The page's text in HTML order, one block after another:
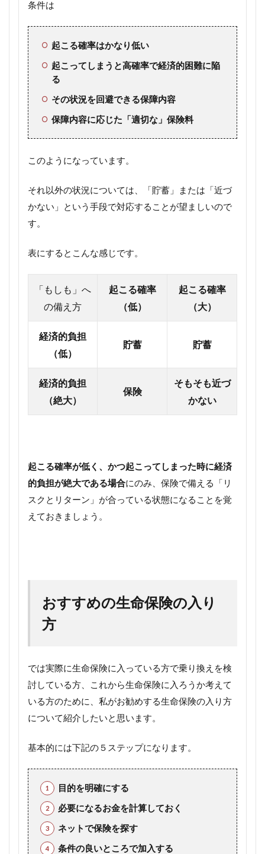
条件は
起こる確率はかなり低い
起こってしまうと高確率で経済的困難に陥
る
その状況を回避できる保障内容
保障内容に応じた「適切な」保険料
このようになっています。
それ以外の状況については、「貯蓄」または「近づ
かない」という手段で対応することが望ましいので
す。
表にするとこんな感じです。
「もしも」へ
の備え方
起こる確率
（低）
起こる確率
（大）
経済的負担
（低）
貯蓄 貯蓄
経済的負担
（絶大）
保険
そもそも近づ
かない
起こる確率が低く、かつ起こってしまった時に経済
的負担が絶大である場合にのみ、保険で備える「リ
スクとリターン」が合っている状態になることを覚
えておきましょう。
おすすめの生命保険の入り
方
では実際に生命保険に入っている方で乗り換えを検
討している方、これから生命保険に入ろうか考えて
いる方のために、私がお勧めする生命保険の入り方
について紹介したいと思います。
基本的には下記の５ステップになります。
目的を明確にする
必要になるお金を計算しておく
ネットで保険を探す
条件の良いところで加入する